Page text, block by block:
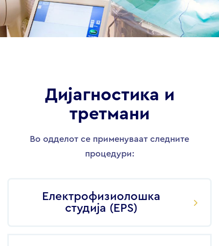
Дијагностика и
третмани
Во одделот се применуваат следните
процедури:
Електрофизиолошка
студија (EPS)